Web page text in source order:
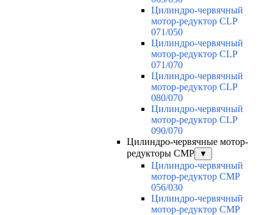
Цилиндро-червячный
мотор-редуктор CLP
071/050
Цилиндро-червячный
мотор-редуктор CLP
071/070
Цилиндро-червячный
мотор-редуктор CLP
080/070
Цилиндро-червячный
мотор-редуктор CLP
090/070
Цилиндро-червячные мотор-
редукторы CMP
▼
Цилиндро-червячный
мотор-редуктор CMP
056/030
Цилиндро-червячный
мотор-редуктор CMP